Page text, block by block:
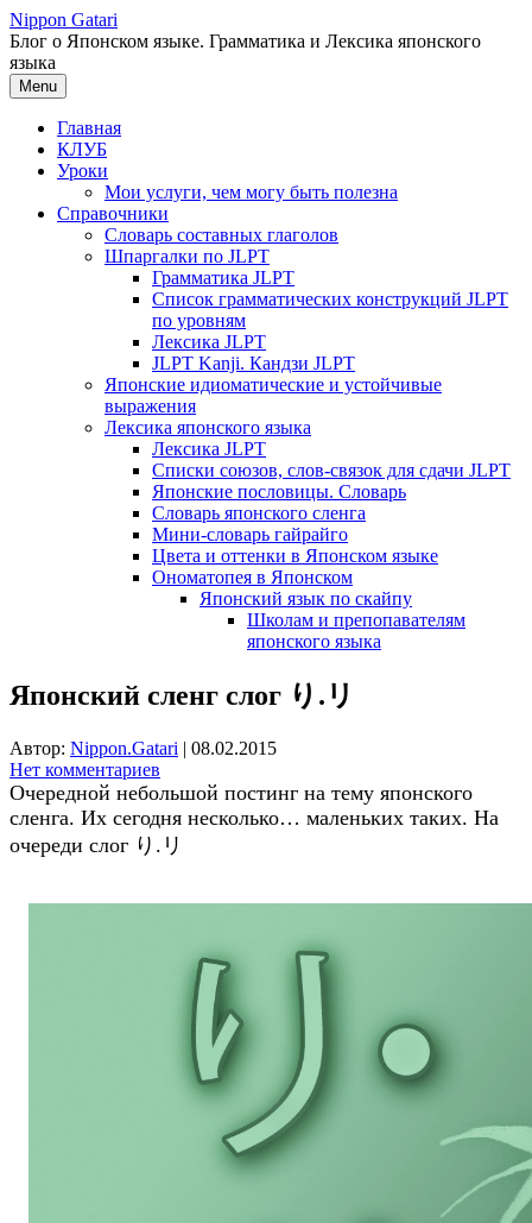
Перейти
к
содержимому
Nippon Gatari
Блог о Японском языке. Грамматика и Лексика японского
языка
Menu
Главная
КЛУБ
Уроки
Мои услуги, чем могу быть полезна
Справочники
Словарь составных глаголов
Шпаргалки по JLPT
Грамматика JLPT
Список грамматических конструкций JLPT
по уровням
Лексика JLPT
JLPT Kanji. Кандзи JLPT
Японские идиоматические и устойчивые
выражения
Лексика японского языка
Лексика JLPT
Списки союзов, слов-связок для сдачи JLPT
Японские пословицы. Словарь
Словарь японского сленга
Мини-словарь гайрайго
Цвета и оттенки в Японском языке
Ономатопея в Японском
Японский язык по скайпу
Школам и препопавателям
японского языка
Японский сленг слог り.リ
Автор: Nippon.Gatari | 08.02.2015
Нет комментариев
Очередной небольшой постинг на тему японского
сленга. Их сегодня несколько… маленьких таких. На
очереди слог り.リ